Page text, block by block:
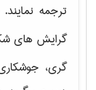
ترجمه
گرایش های
گری،